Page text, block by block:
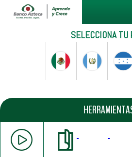
SELECCIONA TU